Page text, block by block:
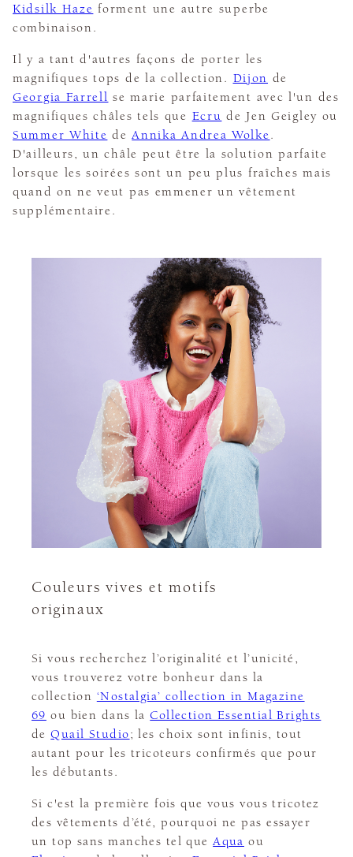
Kidsilk Haze forment une autre superbe
combinaison.
Il y a tant d'autres façons de porter les
magnifiques tops de la collection. Dijon de
Georgia Farrell se marie parfaitement avec l'un des
magnifiques châles tels que Ecru de Jen Geigley ou
Summer White deAnnika Andrea Wolke.
D'ailleurs, un châle peut être la solution parfaite
lorsque les soirées sont un peu plus fraîches mais
quand on ne veut pas emmener un vêtement
supplémentaire.
Couleurs vives et motifs
originaux
Si vous recherchez l’originalité et l’unicité,
vous trouverez votre bonheur dans la
collection ‘Nostalgia’ collection in Magazine
69 ou bien dans laCollection Essential Brights
deQuail Studio; les choix sont infinis, tout
autant pour les tricoteurs confirmés que pour
les débutants.
Si c'est la première fois que vous vous tricotez
des vêtements d’été, pourquoi ne pas essayer
un top sans manches tel queAqua ou